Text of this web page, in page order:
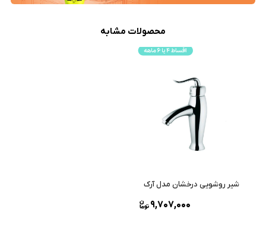
محصولات مشابه
شیر روشویی درخشان مدل آرک
9,707,000